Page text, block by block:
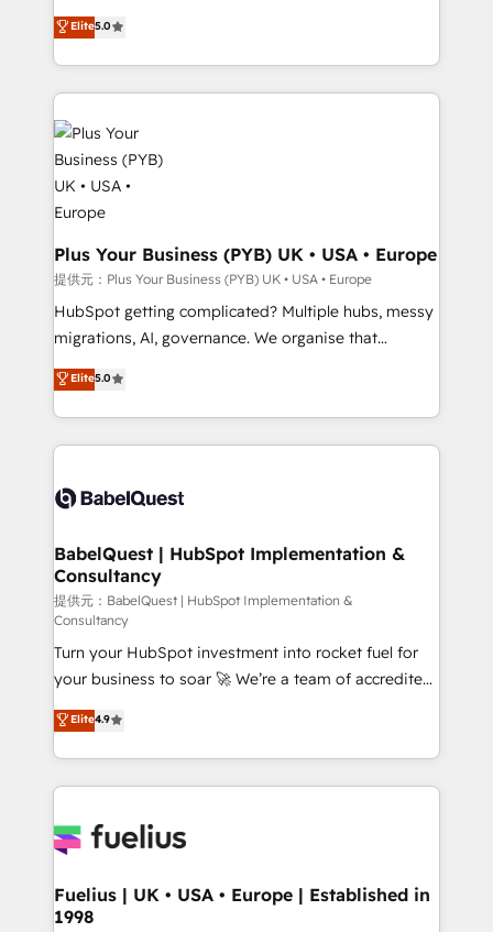
nurturing sequences. - Cross-hub setup across
Marketing, Sales, Operations, and Service Hubs. -
Ongoing optimization, managed support, and
scalable retainers. Let’s make HubSpot your most
powerful growth engine. Built to convert, scale, and
automation, CRM and RevOps consulting, data
architecture, sales enablement, lifecycle automation,
lead scoring and revenue reporting. HubSpot,
Salesforce and integrated enterprise stacks. Digital
Marketing, Answer Engine Optimisation, and
Generative Engine Optimisation (AI Search),
HubSpot Content Hub, WordPress development,
B2B SEO, paid media, and content. We work with
enterprise and growth-led companies across
technology, professional services, financial services
and industrial sectors. Offices in Johannesburg, Cape
Town and London. 500+ HubSpot CRM
implementations delivered. AI visibility coverage
Google AI Overviews. HubSpot Impact Award -
Customer First HubSpot Impact Award - Integrations
Platform Excellence 35+ full-time HubSpot
professionals.
Elite5.0
Plus Your Business (PYB) UK • USA • Europe
提供元：Plus Your Business (PYB) UK • USA • Europe
HubSpot getting complicated? Multiple hubs, messy
migrations, AI, governance. We organise that
complexity, so your team can put HubSpot to work...
Welcome to our Profile! We help with: • CRM
implementation, reports, workflows, and team
training • CRM migration from Salesforce, Pipedrive,
custom API integrations with ERP (and other
operations A little about us: • Boutique 'Elite' team of
12 • 150+ clients across Sales Hub, Marketing Hub,
Service Hub, Data Hub and CMS • ISO/IEC
27001:2022, ISO 9001:2015, and ISO 42001:2023
certified - the AI management standard • GuardHub:
our AI governance framework, built on ISO 42001
Ready for the next step? Click the 👈 '𝗖𝗼𝗻𝘁𝗮𝗰𝘁
𝗯𝘂𝘀𝗶𝗻𝗲𝘀𝘀' button to get in touch (𝘸𝘦'𝘳𝘦 𝘴𝘶𝘱𝘦𝘳
𝘳𝘦𝘴𝘱𝘰𝘯𝘴𝘪𝘷𝘦)
Elite5.0
BabelQuest | HubSpot Implementation &
Consultancy
提供元：BabelQuest | HubSpot Implementation &
Consultancy
Turn your HubSpot investment into rocket fuel for
your business to soar 🚀 We’re a team of accredited
HubSpot experts ready to help you. We can
implement the platform into complex business
environments, optimise what you've got and make
sure you can actually use it, build your website in
for you and execute it on HubSpot. We are on the
framework, meaning we've been accredited by
HubSpot and vetted by the CCS, which means we
Elite4.9
Fuelius | UK • USA • Europe | Established in
1998